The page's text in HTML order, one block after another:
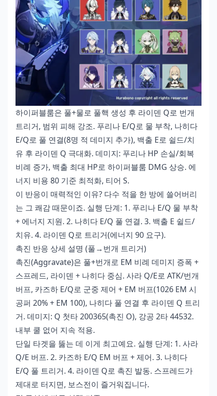
하이퍼블룸은 풀+물로 풀핵 생성 후 라이덴 Q로 번개
트리거, 범위 피해 강조. 푸리나 E/Q로 물 부착, 나히다
E/Q로 풀 연결(8명 적 데미지 추가), 백출 E로 쉴드/치
유 후 라이덴 Q 극대화. 데미지: 푸리나 HP 손실/회복
비례 증가, 백출 최대 HP로 하이퍼블룸 DMG 상승. 에
너지 비용 80 기준 최적화, 티어 S.
이 반응이 매력적인 이유? 다수 적을 한 방에 쓸어버리
는 그 쾌감 때문이죠. 실행 단계: 1. 푸리나 E/Q 물 부착
+ 에너지 지원. 2. 나히다 E/Q 풀 연결. 3. 백출 E 쉴드/
치유. 4. 라이덴 Q로 트리거(에너지 90 요구).
촉진 반응 상세 설명 (풀→번개 트리거)
촉진(Aggravate)은 풀+번개로 EM 비례 데미지 증폭 +
스프레드, 라이덴 + 나히다 중심. 사라 Q/E로 ATK/번개
버프, 카즈하 E/Q로 군중 제어 + EM 버프(1026 EM 시
공퍼 20% + EM 100), 나히다 풀 연결 후 라이덴 Q 트리
거. 데미지: Q 첫타 200365(촉진 O), 강공 2타 44532.
내부 쿨 없어 지속 적용.
단일 타겟을 뚫는 데 이게 최고예요. 실행 단계: 1. 사라
Q/E 버프. 2. 카즈하 E/Q EM 버프 + 제어. 3. 나히다
E/Q 풀 트리거. 4. 라이덴 Q로 촉진 발동. 스프레드가
제대로 터지면, 보스전이 즐거워집니다.